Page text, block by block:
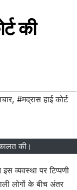
की
, #मद्रास हाई कोर्ट
की।
व्यवस्था पर टिप्पणी
लोगों के बीच अंतर